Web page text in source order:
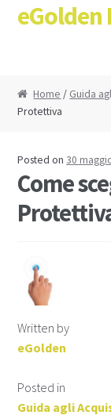
Skip to
Skip to content
Home / Guida
Protettiva
Posted on30
Come
Written by
eGolden
Posted in
Guida agli